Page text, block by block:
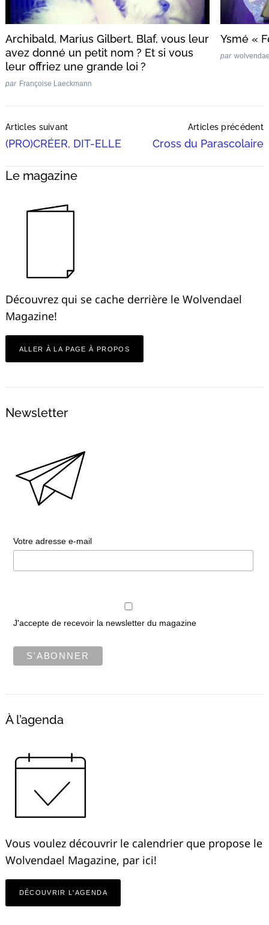
Archibald, Marius Gilbert, Blaf, vous leur
avez donné un petit nom ? Et si vous
leur offriez une grande loi ?
par Françoise Laeckmann
Ysmé «
par
Navigation
Articles suivant
(PRO)CRÉER, DIT-ELLE
Articles précédent
Cross du Parascolaire
Le magazine
Découvrez qui se cache derrière le Wolvendael
Magazine!
ALLER À LA PAGE À PROPOS
Newsletter
Votre adresse e-mail
J'accepte de recevoir la newsletter du magazine
À l’agenda
Vous voulez découvrir le calendrier que propose le
Wolvendael Magazine, par ici!
DÉCOUVRIR L'AGENDA